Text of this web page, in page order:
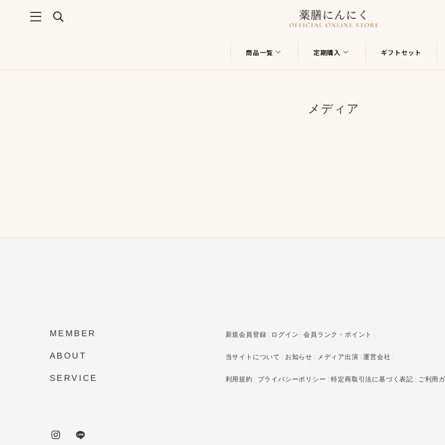
商品一覧 定期購入 ギフトセット
メディア
MEMBER 新規会員登録 ログイン 会員ランク・ポイント
ABOUT 当サイトについて お知らせ メディア出演 運営会社
SERVICE 利用規約 プライバシーポリシー 特定商取引法に基づく表記 ご利用